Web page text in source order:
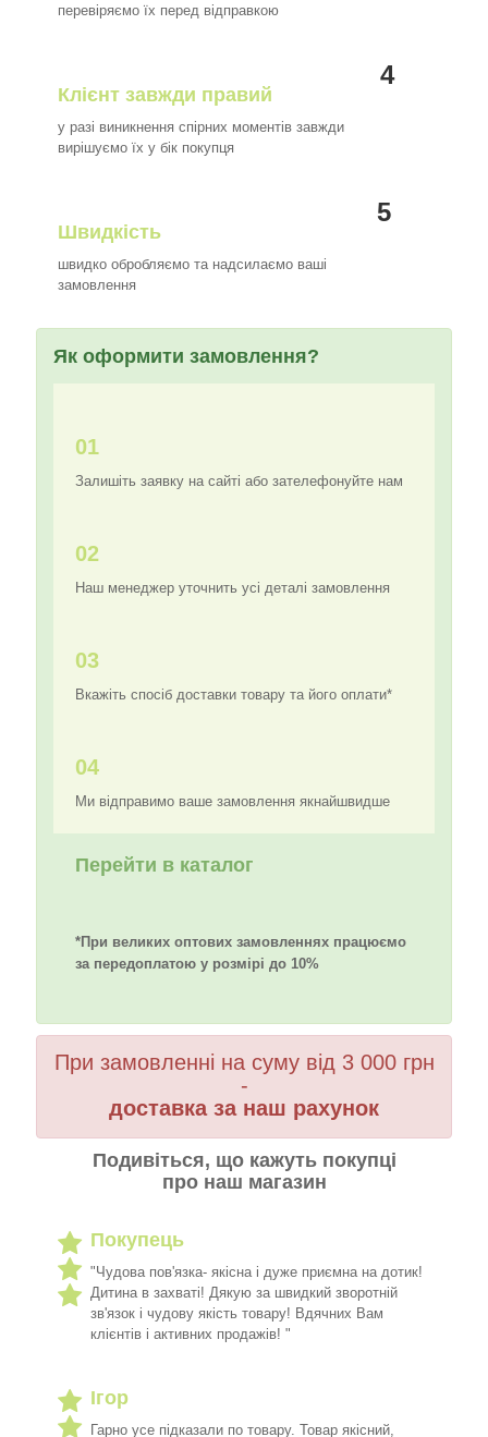
перевіряємо їх перед відправкою
4
Клієнт завжди правий
у разі виникнення спірних моментів завжди
вирішуємо їх у бік покупця
5
Швидкість
швидко обробляємо та надсилаємо ваші
замовлення
Як оформити замовлення?
01
Залишіть заявку на сайті або зателефонуйте нам
02
Наш менеджер уточнить усі деталі замовлення
03
Вкажіть спосіб доставки товару та його оплати*
04
Ми відправимо ваше замовлення якнайшвидше
Перейти в каталог
*При великих оптових замовленнях працюємо
за передоплатою у розмірі до 10%
При замовленні на суму від 3 000 грн
-
доставка за наш рахунок
Подивіться, що кажуть покупці
про наш магазин
Покупець
"Чудова пов'язка- якісна і дуже приємна на дотик!
Дитина в захваті! Дякую за швидкий зворотній
зв'язок і чудову якість товару! Вдячних Вам
клієнтів і активних продажів! "
Ігор
Гарно усе підказали по товару. Товар якісний,